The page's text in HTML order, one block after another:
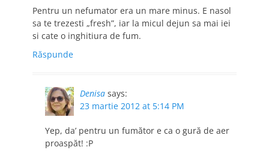
Pentru un nefumator era un mare minus. E nasol
sa te trezesti „fresh”, iar la micul dejun sa mai iei
si cate o inghitiura de fum.
Răspunde
Denisa says:
23 martie 2012 at 5:14 PM
Yep, da’ pentru un fumător e ca o gură de aer
proaspăt! :P